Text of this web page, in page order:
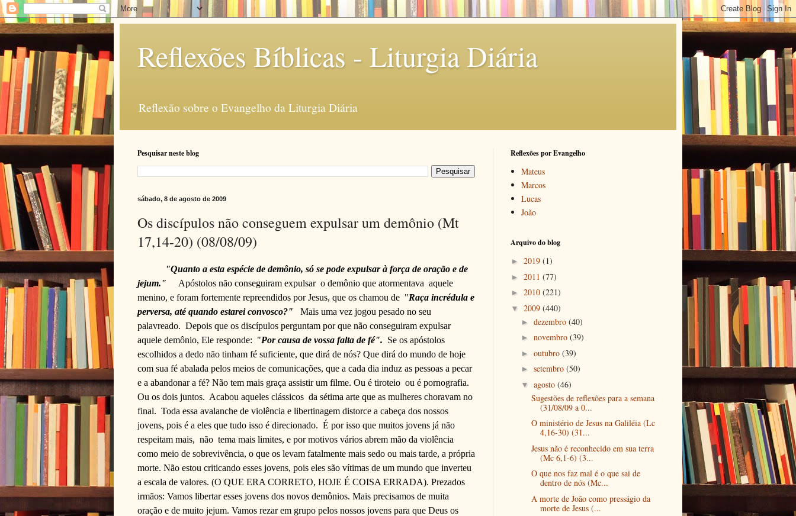
Reflexões Bíblicas - Liturgia Diária
Reflexão sobre o Evangelho da Liturgia Diária
Pesquisar neste blog
sábado, 8 de agosto de 2009
Os discípulos não conseguem expulsar um demônio (Mt
17,14-20) (08/08/09)
"Quanto a esta espécie de demônio, só se pode expulsar à força de oração e de
jejum."
Apóstolos não conseguiram expulsar o demônio que atormentava aquele
menino, e foram fortemente repreendidos por Jesus, que os chamou de "Raça incrédula e
perversa, até quando estarei convosco?"
Mais uma vez jogou pesado no seu
palavreado. Depois que os discípulos perguntam por que não conseguiram expulsar
aquele demônio, Ele responde: "Por causa de vossa falta de fé". Se os apóstolos
escolhidos a dedo não tinham fé suficiente, que dirá de nós? Que dirá do mundo de hoje
com sua fé abalada pelos meios de comunicações, que a cada dia induz as pessoas a pecar
e a abandonar a fé? Não tem mais graça assistir um filme. Ou é tiroteio ou é pornografia.
Ou os dois juntos. Acabou aqueles clássicos da sétima arte que as mulheres choravam no
final. Toda essa avalanche de violência e libertinagem distorce a cabeça dos nossos
jovens, pois é a eles que tudo isso é direcionado. É por isso que muitos jovens já não
respeitam mais, não tema mais limites, e por motivos vários abrem mão da violência
como meio de sobrevivência, o que os levam fatalmente mais sedo ou mais tarde, a própria
morte. Não estou criticando esses jovens, pois eles são vítimas de um mundo que inverteu
a escala de valores. (O QUE ERA CORRETO, HOJE É COISA ERRADA). Prezados
irmãos: Vamos libertar esses jovens dos novos demônios. Mais precisamos de muita
oração e de muito jejum. Vamos rezar em grupo pelos nossos jovens para que Deus os
Reflexões por Evangelho
Mateus
Marcos
Lucas
João
Arquivo do blog
► 2019 (1)
► 2011 (77)
► 2010 (221)
▼ 2009 (440)
► dezembro (40)
► novembro (39)
► outubro (39)
► setembro (50)
▼ agosto (46)
Sugestões de reflexões para a semana
(31/08/09 a 0...
O ministério de Jesus na Galiléia (Lc
4,16-30) (31...
Jesus não é reconhecido em sua terra
(Mc 6,1-6) (3...
O que nos faz mal é o que sai de
dentro de nós (Mc...
A morte de João como presságio da
morte de Jesus (...